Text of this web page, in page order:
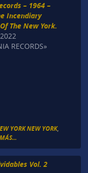
– 1964 –
Incendiary
The New York.
RECORDS»
YORK NEW YORK,
Vol. 2